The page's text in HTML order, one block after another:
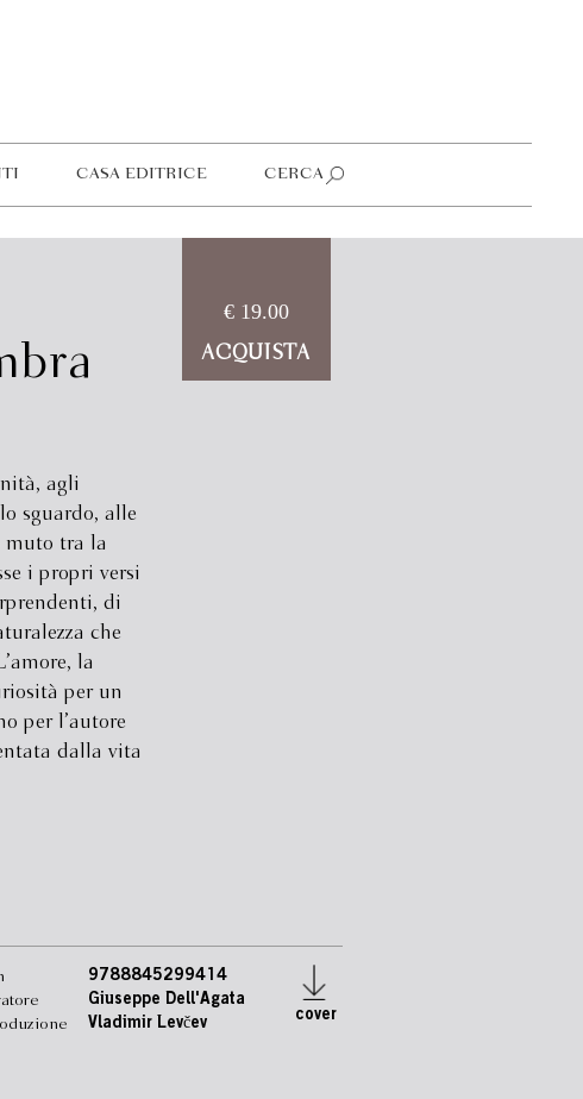
CASA EDITRICE CERCA
agli
sguardo, alle
muto tra la
i propri versi
di
che
la
per un
per l’autore
dalla vita
€ 19.00
ACQUISTA
9788845299414
Giuseppe Dell'Agata
Vladimir Levčev
cover